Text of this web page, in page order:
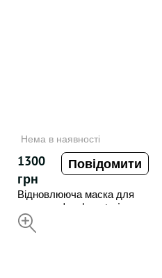
Нема в наявності
1300
грн
Повідомити
Відновлююча маска для
волосся deeply restoring
hair mask , 1000 ml